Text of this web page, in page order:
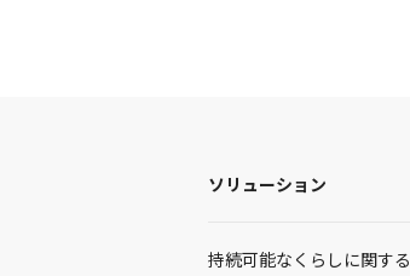
ソリューション
持続可能なくらしに関する